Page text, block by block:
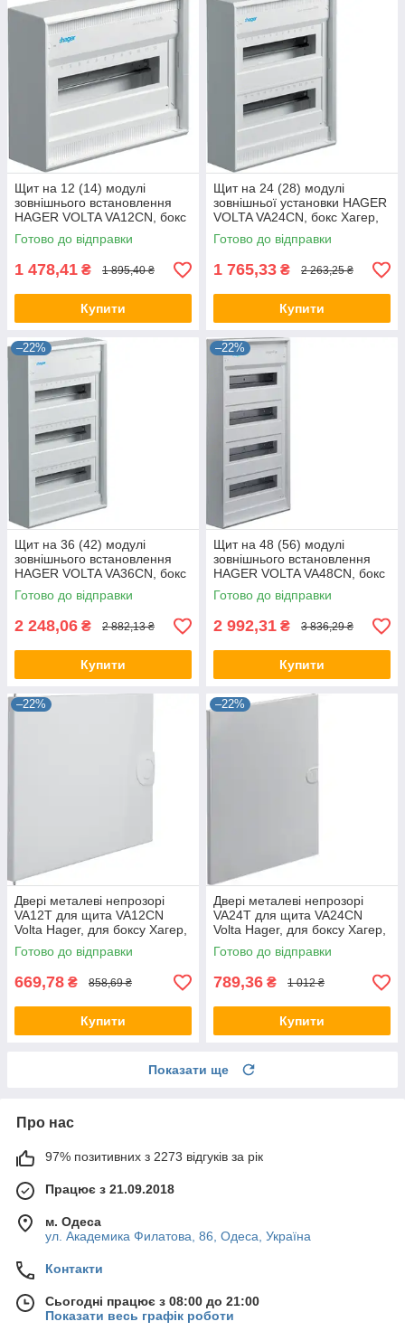
Щит на 12 (14) модулі
зовнішнього встановлення
HAGER VOLTA VA12CN, бокс
Хагер, шафа розподільна
(Smart Rozetka)
Готово до відправки
1 478,41 ₴ 1 895,40 ₴
Купити
Щит на 24 (28) модулі
зовнішньої установки HAGER
VOLTA VA24CN, бокс Хагер,
шафа розподільна (Smart
Rozetka)
Готово до відправки
1 765,33 ₴ 2 263,25 ₴
Купити
–22%
Щит на 36 (42) модулі
зовнішнього встановлення
HAGER VOLTA VA36CN, бокс
Хагер, шафа розподільна
(Smart Rozetka)
Готово до відправки
2 248,06 ₴ 2 882,13 ₴
Купити
–22%
Щит на 48 (56) модулі
зовнішнього встановлення
HAGER VOLTA VA48CN, бокс
Хагер, шафа розподільна
(Smart Rozetka)
Готово до відправки
2 992,31 ₴ 3 836,29 ₴
Купити
–22%
Двері металеві непрозорі
VA12T для щита VA12CN
Volta Hager, для боксу Хагер,
щит (Smart Rozetka)
Готово до відправки
669,78 ₴ 858,69 ₴
Купити
–22%
Двері металеві непрозорі
VA24T для щита VA24CN
Volta Hager, для боксу Хагер,
щит (Smart Rozetka)
Готово до відправки
789,36 ₴ 1 012 ₴
Купити
Показати ще
Про нас
97% позитивних з 2273 відгуків за рік
Працює з 21.09.2018
м. Одеса
ул. Академика Филатова, 86, Одеса, Україна
Контакти
Сьогодні працює з 08:00 до 21:00
Показати весь графік роботи